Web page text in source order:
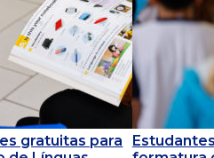
gratuitas para